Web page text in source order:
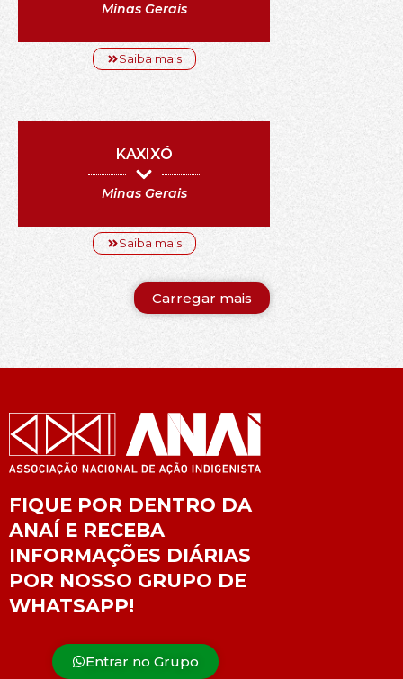
Minas Gerais
Saiba mais
KAXIXÓ
Minas Gerais
Saiba mais
Carregar mais
FIQUE POR DENTRO DA
ANAÍ E RECEBA
INFORMAÇÕES DIÁRIAS
POR NOSSO GRUPO DE
WHATSAPP!
Entrar no Grupo